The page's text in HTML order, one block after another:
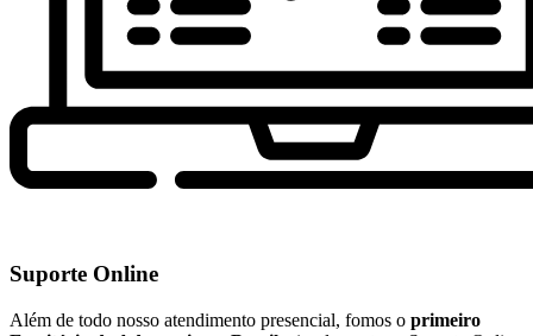
Suporte Online
Além de todo nosso atendimento presencial, fomos o primeiro